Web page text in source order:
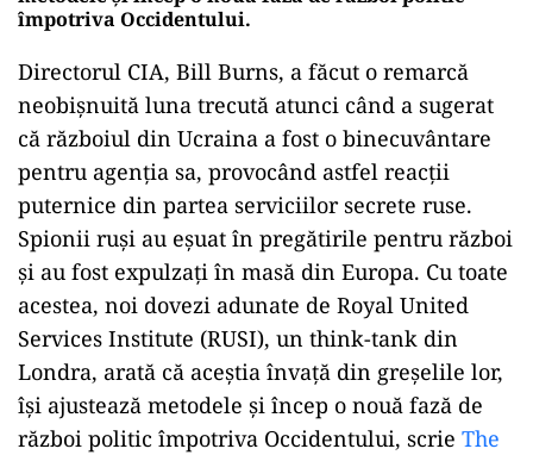
împotriva Occidentului.
Directorul CIA, Bill Burns, a făcut o remarcă
neobișnuită luna trecută atunci când a sugerat
că războiul din Ucraina a fost o binecuvântare
pentru agenția sa, provocând astfel reacții
puternice din partea serviciilor secrete ruse.
Spionii ruși au eșuat în pregătirile pentru război
și au fost expulzați în masă din Europa. Cu toate
acestea, noi dovezi adunate de Royal United
Services Institute (RUSI), un think-tank din
Londra, arată că aceștia învață din greșelile lor,
își ajustează metodele și încep o nouă fază de
război politic împotriva Occidentului, scrie The